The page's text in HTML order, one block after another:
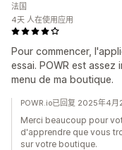
Pour commencer,
essai. POWR est
menu de ma boutique.
法国
4天 人在使用应用
POWR.io已回复 2025年4月
Merci beaucoup pour
d'apprendre que vous
sur votre boutique.